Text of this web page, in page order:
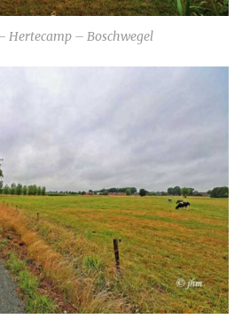
Hertecamp – Boschwegel